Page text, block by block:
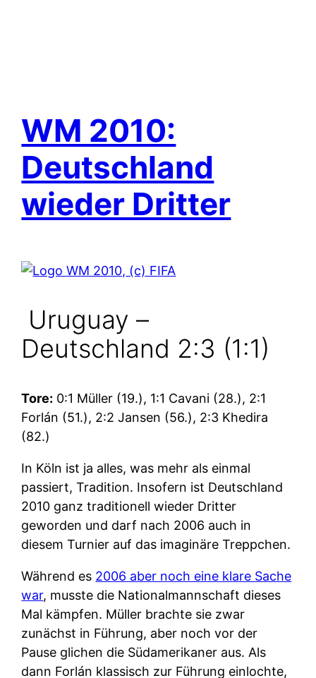
WM 2010:
Deutschland
wieder Dritter
Uruguay –
Deutschland 2:3 (1:1)
Tore: 0:1 Müller (19.), 1:1 Cavani (28.), 2:1
Forlán (51.), 2:2 Jansen (56.), 2:3 Khedira
(82.)
In Köln ist ja alles, was mehr als einmal
passiert, Tradition. Insofern ist Deutschland
2010 ganz traditionell wieder Dritter
geworden und darf nach 2006 auch in
diesem Turnier auf das imaginäre Treppchen.
Während es 2006 aber noch eine klare Sache
war, musste die Nationalmannschaft dieses
Mal kämpfen. Müller brachte sie zwar
zunächst in Führung, aber noch vor der
Pause glichen die Südamerikaner aus. Als
dann Forlán klassisch zur Führung einlochte,